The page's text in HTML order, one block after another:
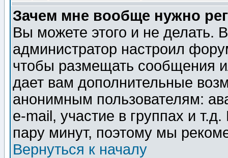
Зачем мне вообще нужно
Вы можете этого и не делать.
администратор настроил
чтобы размещать сообщения
дает вам дополнительные
анонимным пользователям:
e-mail, участие в группах и
пару минут, поэтому мы
Вернуться к началу